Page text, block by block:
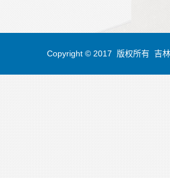
Copyright © 2017 版权所有 吉